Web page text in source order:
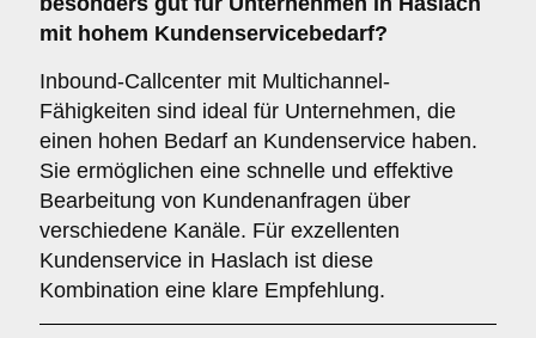
mit hohem Kundenservicebedarf?
Inbound-Callcenter mit Multichannel-
Fähigkeiten sind ideal für Unternehmen, die
einen hohen Bedarf an Kundenservice haben.
Sie ermöglichen eine schnelle und effektive
Bearbeitung von Kundenanfragen über
verschiedene Kanäle. Für exzellenten
Kundenservice in Haslach ist diese
Kombination eine klare Empfehlung.